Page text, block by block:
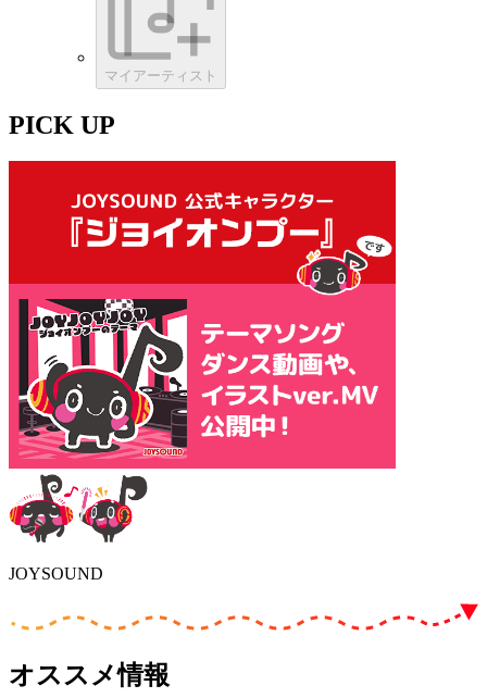
マイアーティスト
PICK UP
JOYSOUND
オススメ情報